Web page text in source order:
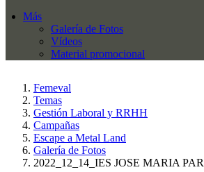
Más
Galería de Fotos
Vídeos
Material promocional
Femeval
Temas
Gestión Laboral y RRHH
Campañas
Escape a Metal Land
Galería de Fotos
2022_12_14_IES JOSE MARIA